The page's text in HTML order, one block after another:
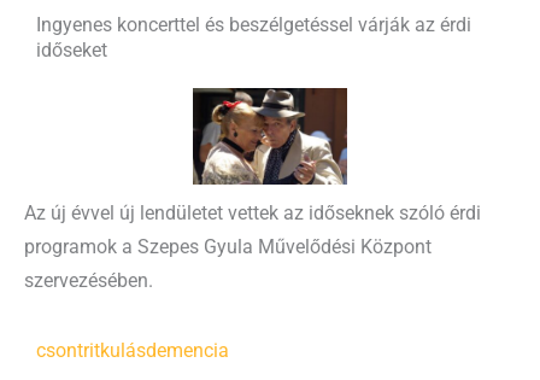
Ingyenes koncerttel és beszélgetéssel várják az érdi
időseket
Az új évvel új lendületet vettek az időseknek szóló érdi
programok a Szepes Gyula Művelődési Központ
szervezésében.
csontritkulásdemencia